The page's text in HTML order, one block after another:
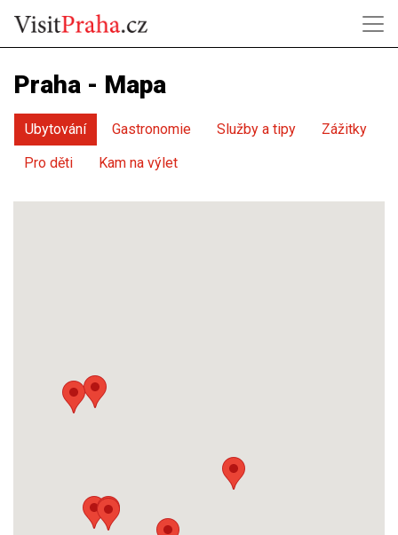
Praha - Mapa
Ubytování Gastronomie Služby a tipy
Zážitky
Pro děti
Kam na výlet